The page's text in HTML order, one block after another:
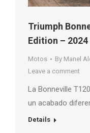
Triumph
Edition – 2024
Motos By Manel
Leave a comment
La Bonneville
un acabado
Details